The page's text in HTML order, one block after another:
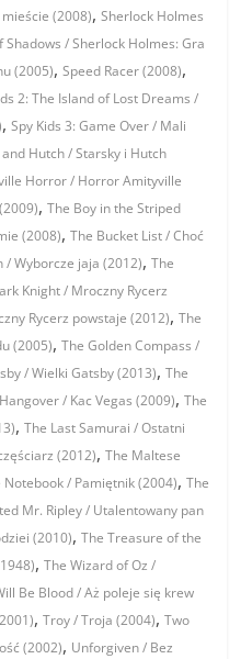
(2008),Sherlock Holmes
/ Sherlock Holmes: Gra
(2005),Speed Racer (2008),
2: The Island of Lost Dreams /
,Spy Kids 3: Game Over / Mali
Hutch / Starsky i Hutch
Horror / Horror Amityville
,The Boy in the Striped
(2008),The Bucket List / Choć
/ Wyborcze jaja (2012),The
Knight / Mroczny Rycerz
Rycerz powstaje (2012),The
(2005),The Golden Compass /
/ Wielki Gatsby (2013),The
/ Kac Vegas (2009),The
,The Last Samurai / Ostatni
(2012),The Maltese
Notebook / Pamiętnik (2004),The
Mr. Ripley / Utalentowany pan
(2010),The Treasure of the
,The Wizard of Oz /
Be Blood / Aż poleje się krew
,Troy / Troja (2004),Two
(2002), Unforgiven / Bez